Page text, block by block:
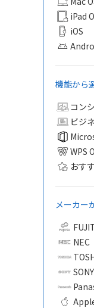
iPad
iOS
機能から
コン
ビジ
WPS
おす
メーカー
NEC
SONY